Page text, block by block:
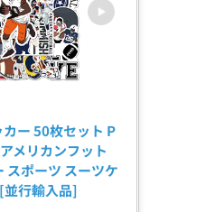
ー 50枚セット P
メリカンフット
スポーツ スーツケ
行輸入品]